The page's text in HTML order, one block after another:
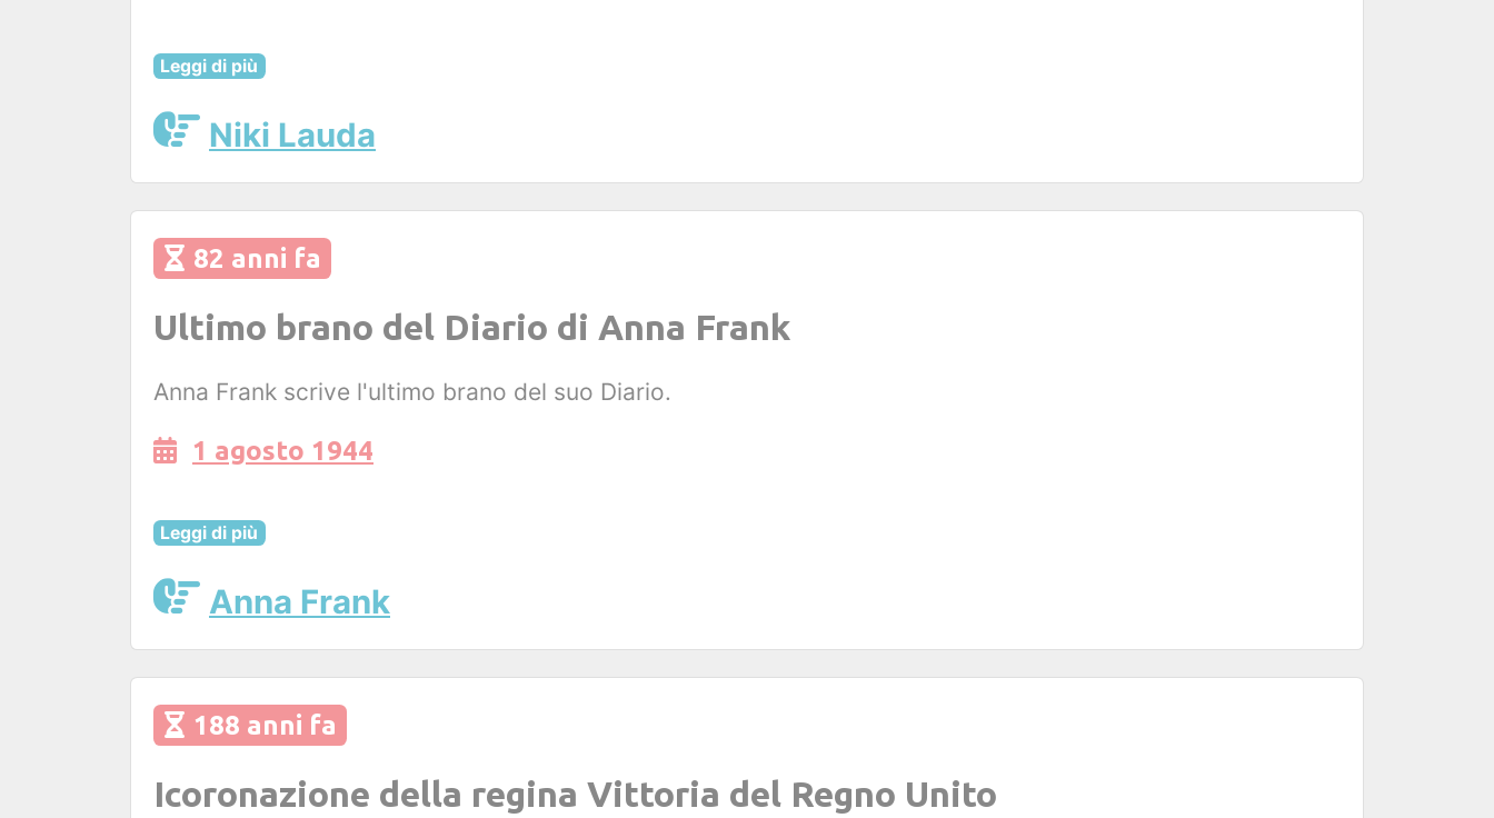
Leggi di più
Niki Lauda
82 anni fa
Ultimo brano del Diario di Anna Frank
Anna Frank scrive l'ultimo brano del suo Diario.
1 agosto 1944
Leggi di più
Anna Frank
188 anni fa
Icoronazione della regina Vittoria del Regno Unito